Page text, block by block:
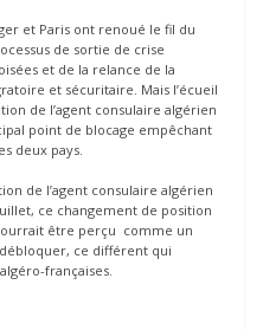
et Paris ont renoué le fil du
de sortie de crise
et de la relance de la
et sécuritaire. Mais l’écueil
de l’agent consulaire algérien
point de blocage empêchant
deux pays.
de l’agent consulaire algérien
ce changement de position
être perçu comme un
ce différent qui
françaises.